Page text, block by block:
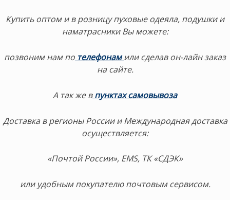
Купить оптом и в розницу пуховые одеяла, подушки и
наматрасники Вы можете:
позвоним нам по телефонам или сделав он-лайн заказ
на сайте.
А так же в пунктах самовывоза
Доставка в регионы России и Международная доставка
осуществляется:
«Почтой России», EMS, ТК «СДЭК»
или удобным покупателю почтовым сервисом.